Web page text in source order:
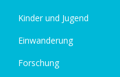
Kinder und Jugend
Einwanderung
Forschung